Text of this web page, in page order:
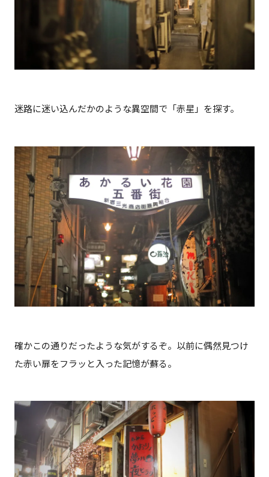
迷路に迷い込んだかのような異空間で「赤星」を探す。
確かこの通りだったような気がするぞ。以前に偶然見つけ
た赤い扉をフラッと入った記憶が蘇る。